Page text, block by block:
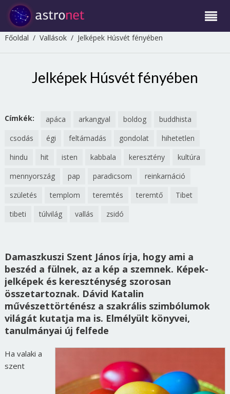
Főoldal / Vallások/ Jelképek Húsvét fényében
Jelképek Húsvét fényében
Címkék: apáca arkangyal boldog
buddhista
csodás
égi feltámadás gondolat
hihetetlen
hindu
hit isten kabbala keresztény
kultúra
mennyország
pap paradicsom
reinkarnáció
születés
templom teremtés teremtő
Tibet
tibeti
túlvilág vallás zsidó
Damaszkuszi Szent János írja, hogy ami a
beszéd a fülnek, az a kép a szemnek. Képek-
jelképek és kereszténység szorosan
összetartoznak. Dávid Katalin
művészettörténész a szakrális szimbólumok
világát kutatja ma is. Elmélyült könyvei,
tanulmányai új felfede
Ha valaki a
szent